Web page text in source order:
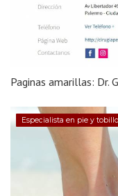
Paginas amarillas: Dr.
Especialista en pie y tobillo